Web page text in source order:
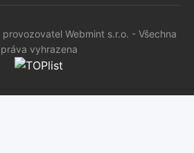
Webmint s.r.o. - Všechna
práva vyhrazena